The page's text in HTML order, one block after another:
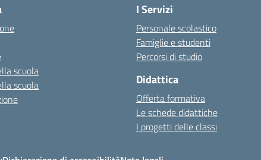
scuola
scuola
I Servizi
Personale scolastico
Famiglie e studenti
Percorsi di studio
Didattica
Offerta formativa
Le schede didattiche
I progetti delle classi